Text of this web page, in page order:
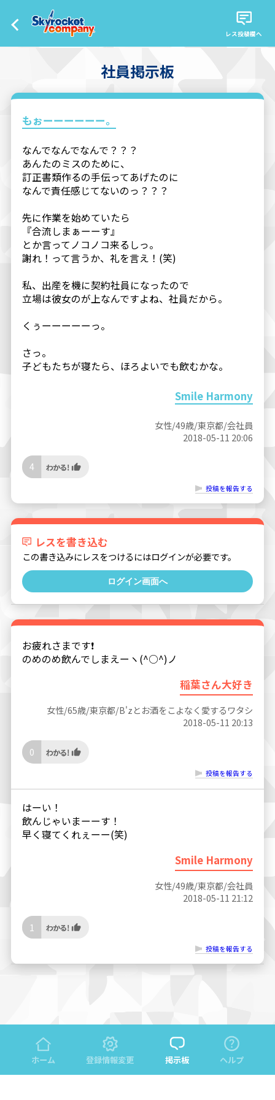
レス投稿欄へ
社員掲示板
もぉーーーーーー。
なんでなんでなんで？？？
あんたのミスのために、
訂正書類作るの手伝ってあげたのに
なんで責任感じてないのっ？？？
先に作業を始めていたら
『合流しまぁーーす』
とか言ってノコノコ来るしっ。
謝れ！って言うか、礼を言え！(笑)
私、出産を機に契約社員になったので
立場は彼女のが上なんですよね、社員だから。
くぅーーーーーっ。
さっ。
子どもたちが寝たら、ほろよいでも飲むかな。
Smile Harmony
女性/49歳/東京都/会社員
2018-05-11 20:06
4
投稿を報告する
レスを書き込む
この書き込みにレスをつけるにはログインが必要です。
ログイン画面へ
お疲れさまです❗
のめのめ飲んでしまえーヽ(^○^)ノ
稲葉さん大好き
女性/65歳/東京都/B'zとお酒をこよなく愛するワタシ
2018-05-11 20:13
0
投稿を報告する
はーい！
飲んじゃいまーーす！
早く寝てくれぇーー(笑)
Smile Harmony
女性/49歳/東京都/会社員
2018-05-11 21:12
1
投稿を報告する
ホーム 登録情報変更 掲示板 ヘルプ